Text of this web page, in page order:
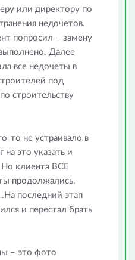
или директору по
недочетов.
попросил – замену
Далее
все недочеты в
под
строительству
то не устраивало в
на это указать и
Но клиента ВСЕ
продолжались,
последний этап
и перестал брать
– это фото